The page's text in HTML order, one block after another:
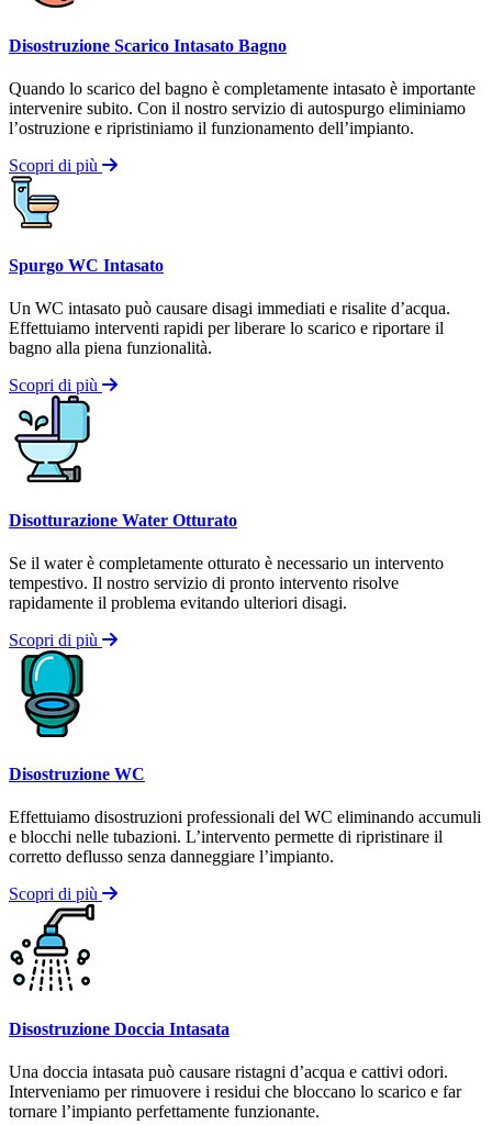
Disostruzione Scarico Intasato Bagno
Quando lo scarico del bagno è completamente intasato è importante
intervenire subito. Con il nostro servizio di autospurgo eliminiamo
l’ostruzione e ripristiniamo il funzionamento dell’impianto.
Scopri di più
Spurgo WC Intasato
Un WC intasato può causare disagi immediati e risalite d’acqua.
Effettuiamo interventi rapidi per liberare lo scarico e riportare il
bagno alla piena funzionalità.
Scopri di più
Disotturazione Water Otturato
Se il water è completamente otturato è necessario un intervento
tempestivo. Il nostro servizio di pronto intervento risolve
rapidamente il problema evitando ulteriori disagi.
Scopri di più
Disostruzione WC
Effettuiamo disostruzioni professionali del WC eliminando accumuli
e blocchi nelle tubazioni. L’intervento permette di ripristinare il
corretto deflusso senza danneggiare l’impianto.
Scopri di più
Disostruzione Doccia Intasata
Una doccia intasata può causare ristagni d’acqua e cattivi odori.
Interveniamo per rimuovere i residui che bloccano lo scarico e far
tornare l’impianto perfettamente funzionante.